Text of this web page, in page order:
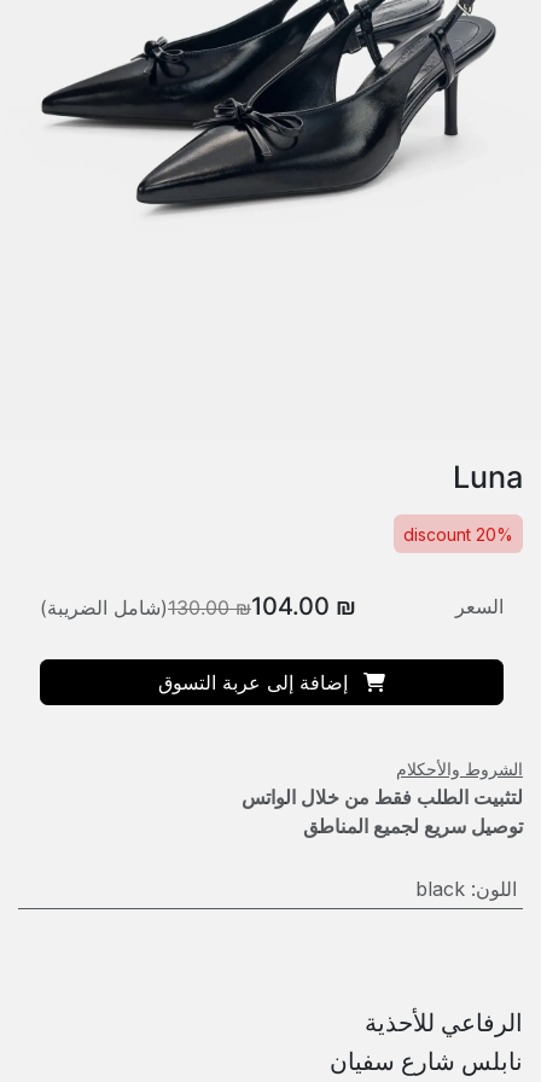
Luna
20% discount
إضافة إلى عربة التسوق
السعر ₪
104.00
₪
130.00(شامل الضريبة)
الشروط والأحكلام
لتثبيت الطلب فقط من خلال الواتس
توصيل سريع لجميع المناطق
اللون:
black
الرفاعي للأحذية
نابلس شارع سفيان